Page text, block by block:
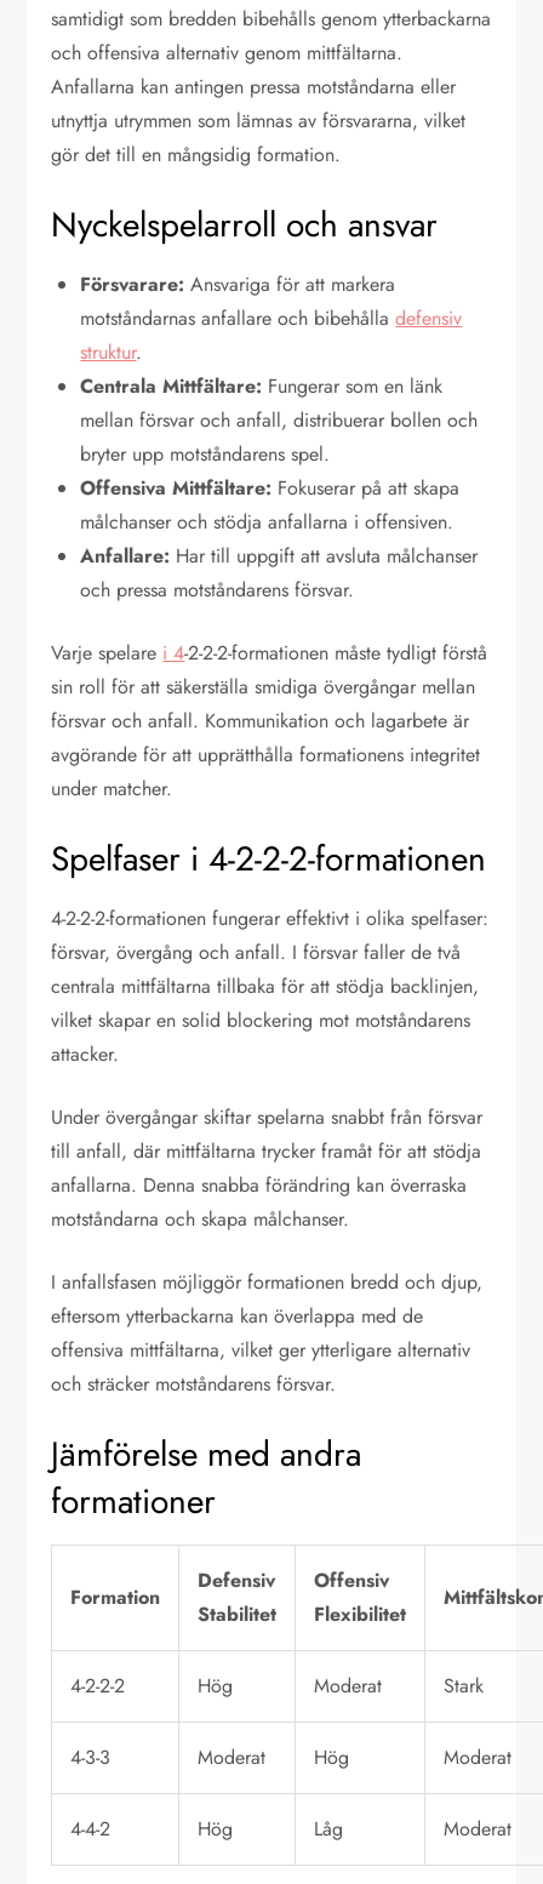
samtidigt som bredden bibehålls genom ytterbackarna
och offensiva alternativ genom mittfältarna.
Anfallarna kan antingen pressa motståndarna eller
utnyttja utrymmen som lämnas av försvararna, vilket
gör det till en mångsidig formation.
Nyckelspelarroll och ansvar
Försvarare: Ansvariga för att markera
motståndarnas anfallare och bibehålladefensiv
struktur.
Centrala Mittfältare: Fungerar som en länk
mellan försvar och anfall, distribuerar bollen och
bryter upp motståndarens spel.
Offensiva Mittfältare: Fokuserar på att skapa
målchanser och stödja anfallarna i offensiven.
Anfallare: Har till uppgift att avsluta målchanser
och pressa motståndarens försvar.
Varje spelare i 4-2-2-2-formationen måste tydligt förstå
sin roll för att säkerställa smidiga övergångar mellan
försvar och anfall. Kommunikation och lagarbete är
avgörande för att upprätthålla formationens integritet
under matcher.
Spelfaser i 4-2-2-2-formationen
4-2-2-2-formationen fungerar effektivt i olika spelfaser:
försvar, övergång och anfall. I försvar faller de två
centrala mittfältarna tillbaka för att stödja backlinjen,
vilket skapar en solid blockering mot motståndarens
attacker.
Under övergångar skiftar spelarna snabbt från försvar
till anfall, där mittfältarna trycker framåt för att stödja
anfallarna. Denna snabba förändring kan överraska
motståndarna och skapa målchanser.
I anfallsfasen möjliggör formationen bredd och djup,
eftersom ytterbackarna kan överlappa med de
offensiva mittfältarna, vilket ger ytterligare alternativ
och sträcker motståndarens försvar.
Jämförelse med andra
formationer
Formation
Defensiv
Stabilitet
Offensiv
Flexibilitet
4-2-2-2 Hög Moderat Stark
4-3-3 Moderat Hög Moderat
4-4-2 Hög Låg Moderat